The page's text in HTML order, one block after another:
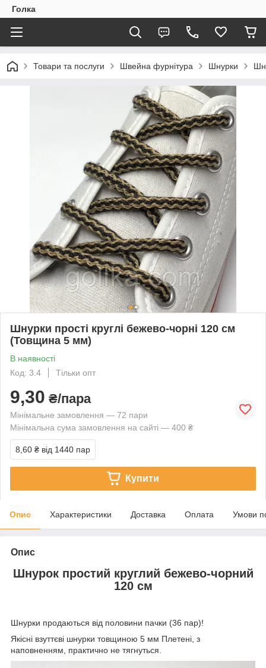
Голка
Товари та послуги Швейна фурнітура Шнурки
Шнурки прості круглі бежево-чорні 120 см
(Товщина 5 мм)
В наявності
Код: 3.4
Тільки опт
9,30 ₴/пара
Мінімальне замовлення — 72 пари
Мінімальна сума замовлення на сайті — 400 ₴
8,60 ₴ від 1440 пар
Купити
Опис Характеристики Доставка Оплата Умови
Опис
Шнурок простий круглий бежево-чорний
120 см
Шнурки продаються від половини пачки (36 пар)!
Якісні взуттєві шнурки товщиною 5 мм Плетені, з
наповненням, практично не тягнуться.